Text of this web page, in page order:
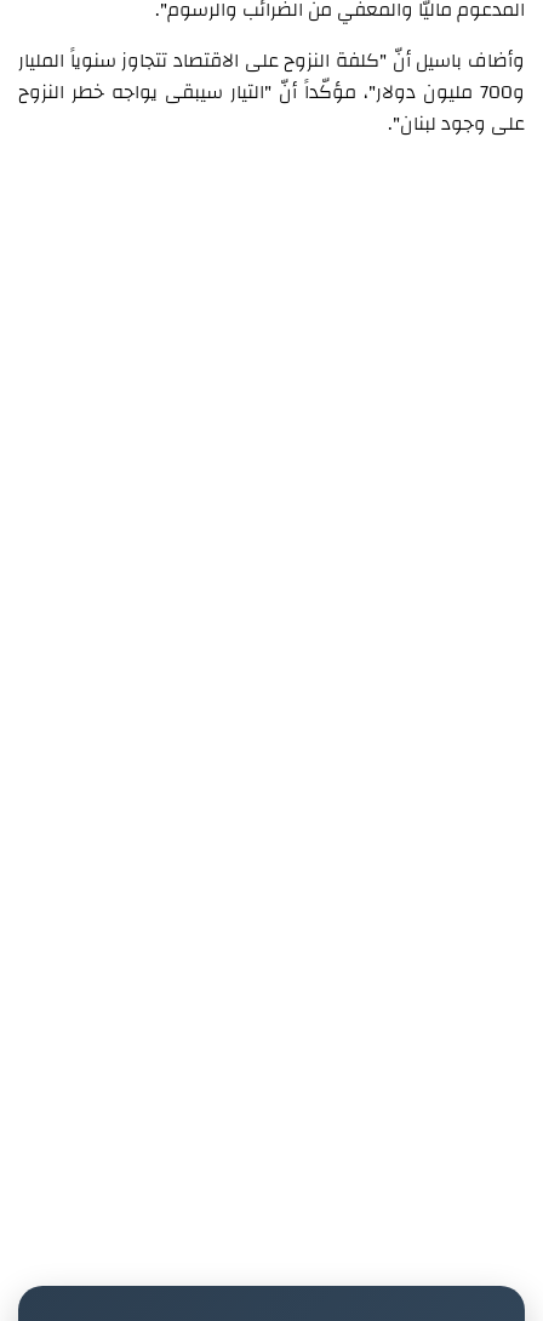
المدعوم ماليًّا والمعفي من الضرائب والرسوم".
وأضاف باسيل أنّ "كلفة النزوح على الاقتصاد تتجاوز سنوياً المليار
و700 مليون دولار"، مؤكّداً أنّ "التيار سيبقى يواجه خطر النزوح
على وجود لبنان".